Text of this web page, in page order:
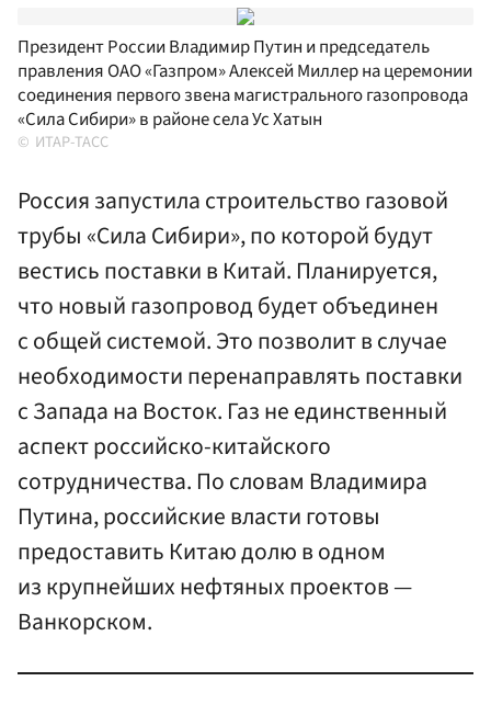
Президент России Владимир Путин и председатель
правления ОАО «Газпром» Алексей Миллер на церемонии
соединения первого звена магистрального газопровода
«Сила Сибири» в районе села Ус Хатын
ИТАР-ТАСС
Россия запустила строительство газовой
трубы «Сила Сибири», по которой будут
вестись поставки в Китай. Планируется,
что новый газопровод будет объединен
с общей системой. Это позволит в случае
необходимости перенаправлять поставки
с Запада на Восток. Газ не единственный
аспект российско-китайского
сотрудничества. По словам Владимира
Путина, российские власти готовы
предоставить Китаю долю в одном
из крупнейших нефтяных проектов —
Ванкорском.